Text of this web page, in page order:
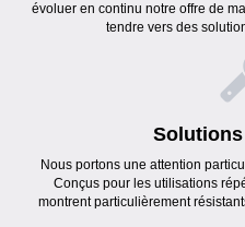
évoluer en continu notre offre de
tendre vers des
Nous portons une attention
Conçus pour les utilisations
montrent particulièrement